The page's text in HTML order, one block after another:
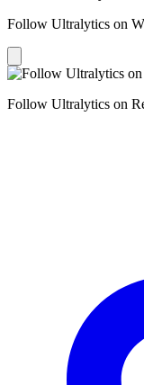
Follow Ultralytics on
Follow Ultralytics on